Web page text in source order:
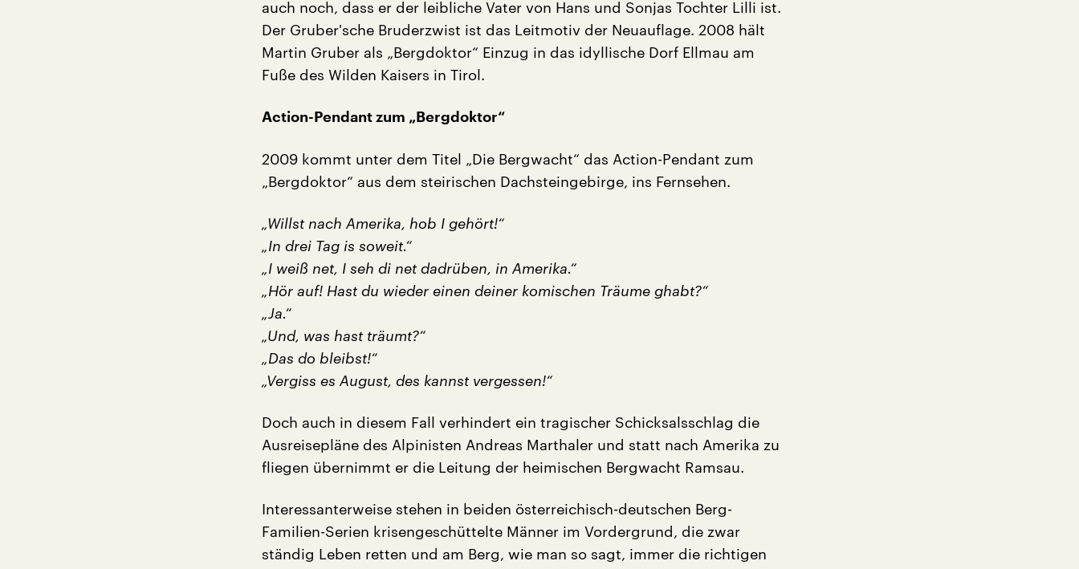
auch noch, dass er der leibliche Vater von Hans und Sonjas Tochter Lilli ist.
Der Gruber'sche Bruderzwist ist das Leitmotiv der Neuauflage. 2008 hält
Martin Gruber als „Bergdoktor“ Einzug in das idyllische Dorf Ellmau am
Fuße des Wilden Kaisers in Tirol.
Action-Pendant zum „Bergdoktor“
2009 kommt unter dem Titel „Die Bergwacht“ das Action-Pendant zum
„Bergdoktor“ aus dem steirischen Dachsteingebirge, ins Fernsehen.
„Willst nach Amerika, hob I gehört!“
„In drei Tag is soweit.“
„I weiß net, I seh di net dadrüben, in Amerika.“
„Hör auf! Hast du wieder einen deiner komischen Träume ghabt?“
„Ja.“
„Und, was hast träumt?“
„Das do bleibst!“
„Vergiss es August, des kannst vergessen!“
Doch auch in diesem Fall verhindert ein tragischer Schicksalsschlag die
Ausreisepläne des Alpinisten Andreas Marthaler und statt nach Amerika zu
fliegen übernimmt er die Leitung der heimischen Bergwacht Ramsau.
Interessanterweise stehen in beiden österreichisch-deutschen Berg-
Familien-Serien krisengeschüttelte Männer im Vordergrund, die zwar
ständig Leben retten und am Berg, wie man so sagt, immer die richtigen